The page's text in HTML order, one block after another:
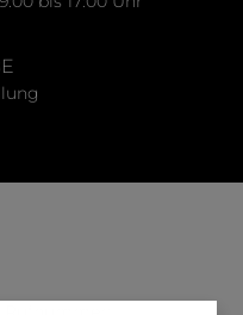
Haar, schließen
Haarbruch, Frizz
Look